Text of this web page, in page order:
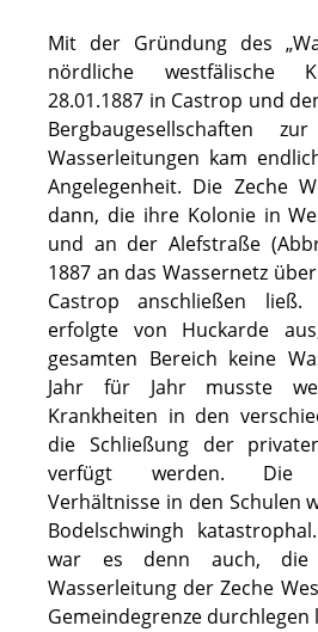
Mit der Gründung des
nördliche westfälische
28.01.1887 in Castrop und
Bergbaugesellschaften
Wasserleitungen kam
Angelegenheit. Die Zeche
dann, die ihre Kolonie in
und an der Alefstraße
1887 an das Wassernetz
Castrop anschließen ließ.
erfolgte von Huckarde
gesamten Bereich keine
Jahr für Jahr musste
Krankheiten in den
die Schließung der
verfügt werden. Die
Verhältnisse in den Schulen
Bodelschwingh
war es denn auch, die
Wasserleitung der Zeche
Gemeindegrenze durchlegen